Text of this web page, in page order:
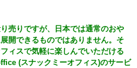
売りですが、日本では通常のおや
開できるものではありません。そ
ィスで気軽に楽しんでいただける
(スナックミーオフィス)のサービ